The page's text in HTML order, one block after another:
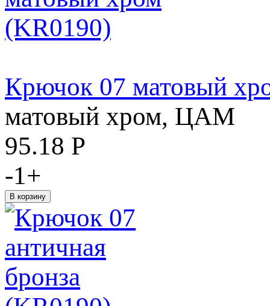
Крючок 07 матовый
матовый хром, ЦАМ
95.18 Р
-1+